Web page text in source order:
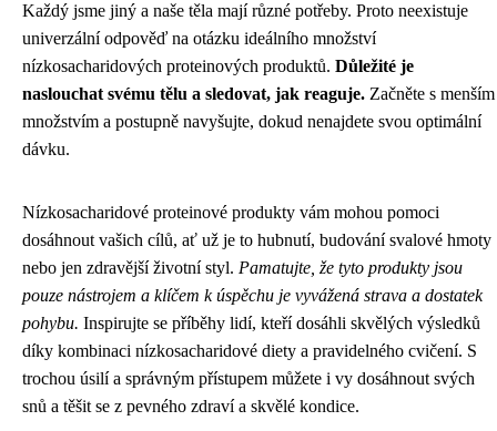
Každý jsme jiný a naše těla mají různé potřeby. Proto neexistuje
univerzální odpověď na otázku ideálního množství
nízkosacharidových proteinových produktů. Důležité je
naslouchat svému tělu a sledovat, jak reaguje. Začněte s menším
množstvím a postupně navyšujte, dokud nenajdete svou optimální
dávku.
Nízkosacharidové proteinové produkty vám mohou pomoci
dosáhnout vašich cílů, ať už je to hubnutí, budování svalové hmoty
nebo jen zdravější životní styl. Pamatujte, že tyto produkty jsou
pouze nástrojem a klíčem k úspěchu je vyvážená strava a dostatek
pohybu. Inspirujte se příběhy lidí, kteří dosáhli skvělých výsledků
díky kombinaci nízkosacharidové diety a pravidelného cvičení. S
trochou úsilí a správným přístupem můžete i vy dosáhnout svých
snů a těšit se z pevného zdraví a skvělé kondice.